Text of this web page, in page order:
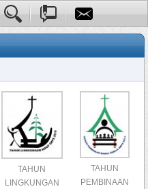
TAHUN
LINGKUNGAN
TAHUN
PEMBINAAN